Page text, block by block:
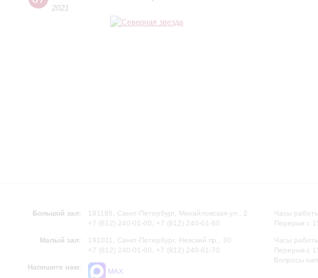
2021
Большой зал:
191186, Санкт-Петербург, Михайловская ул., 2
+7 (812) 240-01-00, +7 (812) 240-01-80
Малый зал:
191011, Санкт-Петербург, Невский пр., 30
+7 (812) 240-01-00, +7 (812) 240-01-70
Напишите нам:
MAX
Часы
Перерыв с
Часы
Перерыв с
Вопросы